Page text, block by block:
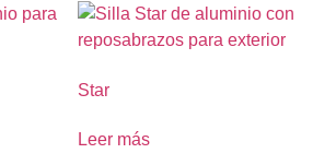
Star
Leer más